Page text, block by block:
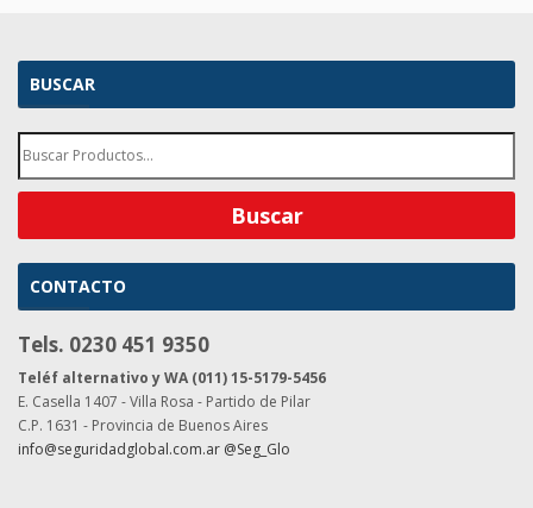
BUSCAR
CONTACTO
Tels. 0230 451 9350
Teléf alternativo y WA (011) 15-5179-5456
E. Casella 1407 - Villa Rosa - Partido de Pilar
C.P. 1631 - Provincia de Buenos Aires
info@seguridadglobal.com.ar @Seg_Glo